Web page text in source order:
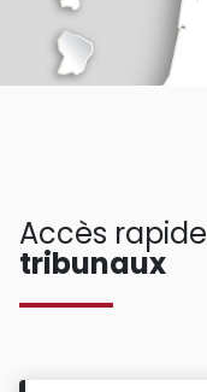
Accès
tribunaux